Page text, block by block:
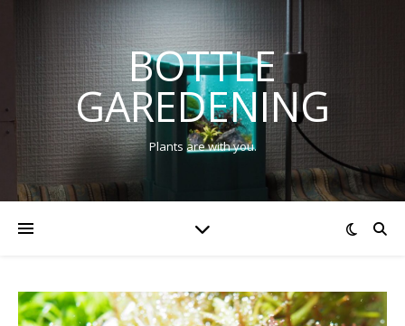
BOTTLE
GAREDENING
Plants are with you.